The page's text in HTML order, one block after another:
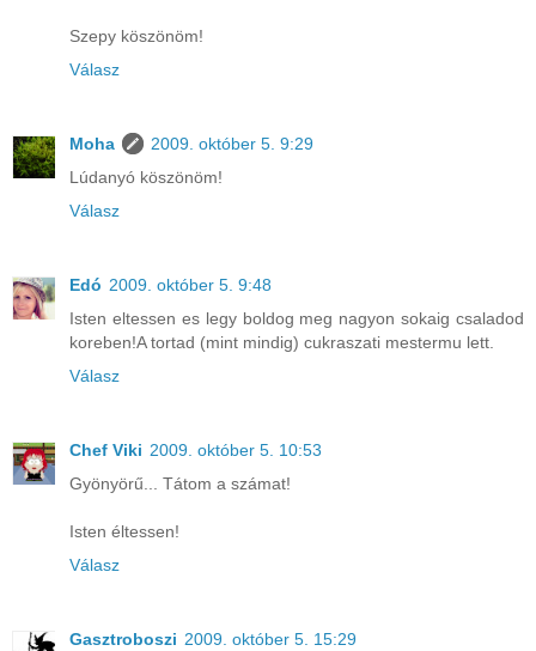
Szepy köszönöm!
Válasz
Moha
2009. október 5. 9:29
Lúdanyó köszönöm!
Válasz
Edó 2009. október 5. 9:48
Isten eltessen es legy boldog meg nagyon sokaig csaladod
koreben!A tortad (mint mindig) cukraszati mestermu lett.
Válasz
Chef Viki 2009. október 5. 10:53
Gyönyörű... Tátom a számat!
Isten éltessen!
Válasz
Gasztroboszi 2009. október 5. 15:29